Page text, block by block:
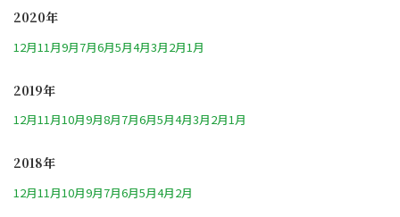
2020年
12月11月9月7月6月5月4月3月2月1月
2019年
12月11月10月9月8月7月6月5月4月3月2月1月
2018年
12月11月10月9月7月6月5月4月2月